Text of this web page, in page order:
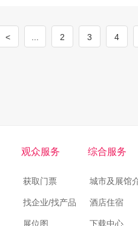
< 2 3 4
观众服务
获取门票
找企业/找产品
展位图
综合服务
城市及展馆
酒店住宿
下载中心